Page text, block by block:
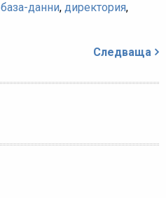
база-данни, директория,
Следваща